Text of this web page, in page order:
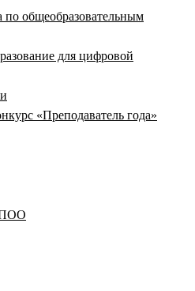
по общеобразовательным
для цифровой
«Преподаватель года»
ПОО